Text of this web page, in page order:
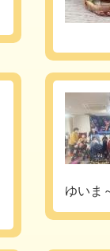
ゆいま